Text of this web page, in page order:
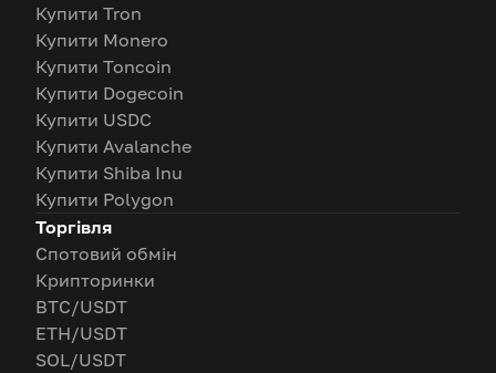
Купити Tron
Купити Monero
Купити Toncoin
Купити Dogecoin
Купити USDC
Купити Avalanche
Купити Shiba Inu
Купити Polygon
Торгівля
Спотовий обмін
Крипторинки
BTC/USDT
ETH/USDT
SOL/USDT